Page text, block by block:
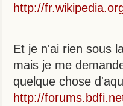
http://
Et je n'ai rien sous
mais je me
quelque chose
http://